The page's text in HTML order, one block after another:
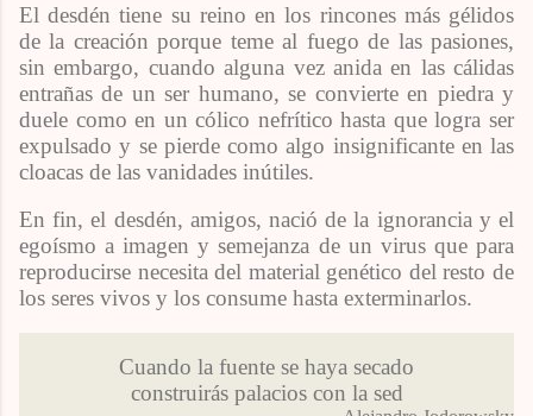
El desdén tiene su reino en los rincones más gélidos
de la creación porque teme al fuego de las pasiones,
sin embargo, cuando alguna vez anida en las cálidas
entrañas de un ser humano, se convierte en piedra y
duele como en un cólico nefrítico hasta que logra ser
expulsado y se pierde como algo insignificante en las
cloacas de las vanidades inútiles.
En fin, el desdén, amigos, nació de la ignorancia y el
egoísmo a imagen y semejanza de un virus que para
reproducirse necesita del material genético del resto de
los seres vivos y los consume hasta exterminarlos.
Cuando la fuente se haya secado
construirás palacios con la sed